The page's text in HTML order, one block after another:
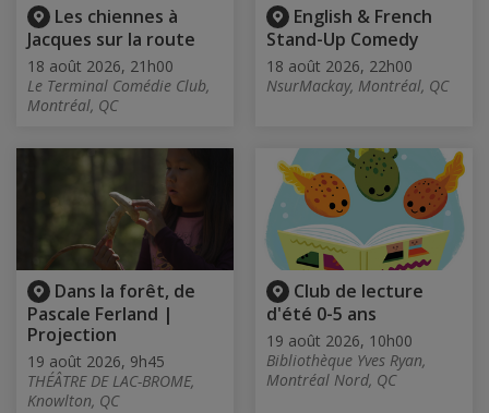
Les chiennes à
Jacques sur la route
18 août 2026, 21h00
Le Terminal Comédie Club,
Montréal, QC
English & French
Stand-Up Comedy
18 août 2026, 22h00
NsurMackay, Montréal, QC
Dans la forêt, de
Pascale Ferland |
Projection
19 août 2026, 9h45
THÉÂTRE DE LAC-BROME,
Knowlton, QC
Club de lecture
d'été 0-5 ans
19 août 2026, 10h00
Bibliothèque Yves Ryan,
Montréal Nord, QC